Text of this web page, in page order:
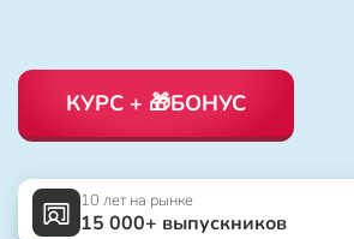
КУРС + 🎁БОНУС
10 лет на рынке
15 000+ выпускников